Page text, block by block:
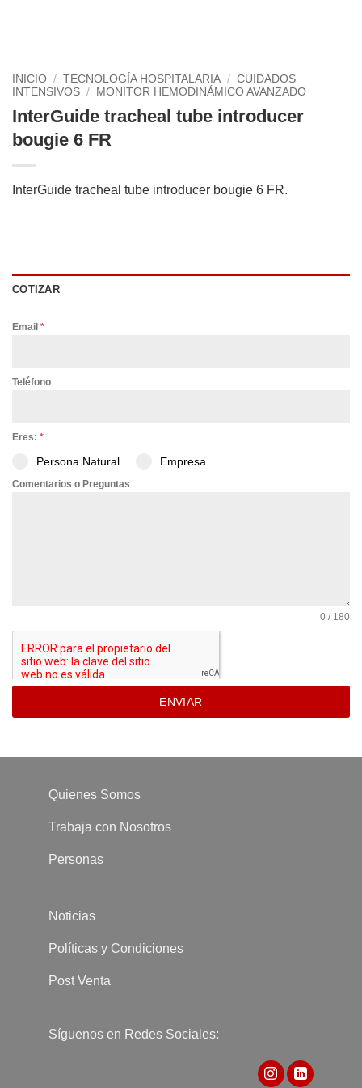
INICIO / TECNOLOGÍA HOSPITALARIA / CUIDADOS
INTENSIVOS / MONITOR HEMODINÁMICO AVANZADO
InterGuide tracheal tube introducer
bougie 6 FR
InterGuide tracheal tube introducer bougie 6 FR.
COTIZAR
Email *
Teléfono
Eres: *
Persona Natural Empresa
Comentarios o Preguntas
0 / 180
ENVIAR
Quienes Somos
Trabaja con Nosotros
Personas
Noticias
Políticas y Condiciones
Post Venta
Síguenos en Redes Sociales: